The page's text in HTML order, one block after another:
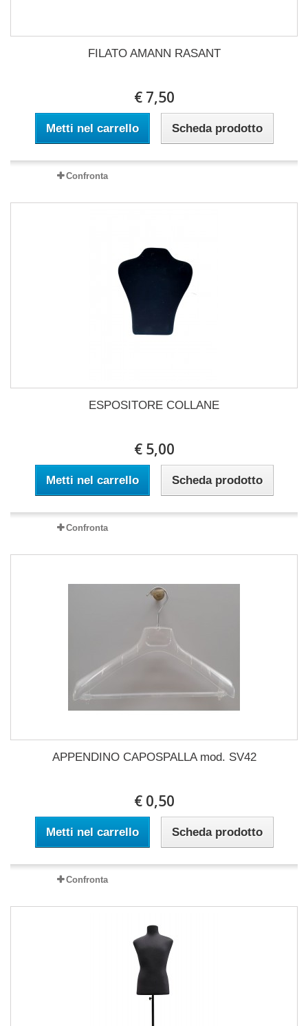
FILATO AMANN RASANT
€ 7,50
Metti nel carrello Scheda prodotto
Confronta
ESPOSITORE COLLANE
€ 5,00
Metti nel carrello Scheda prodotto
Confronta
APPENDINO CAPOSPALLA mod. SV42
€ 0,50
Metti nel carrello Scheda prodotto
Confronta